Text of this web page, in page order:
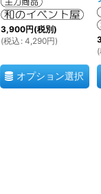
3,900円(税別)
(税込 : 4,290円)
オプション選択
(